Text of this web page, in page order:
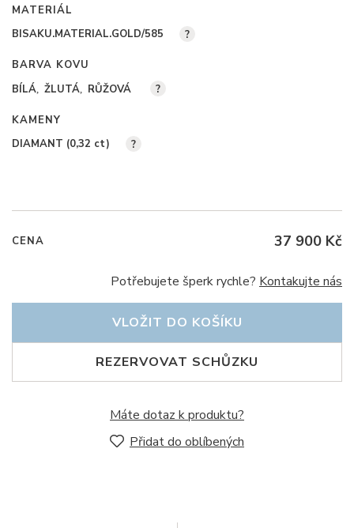
MATERIÁL
BISAKU.MATERIAL.GOLD/585
?
BARVA KOVU
BÍLÁ ŽLUTÁ RŮŽOVÁ ?
KAMENY
DIAMANT (0,32 ct) ?
CENA 37 900 Kč
Potřebujete šperk rychle? Kontakujte nás
REZERVOVAT SCHŮZKU
VLOŽIT DO KOŠÍKU
Máte dotaz k produktu?
Přidat do oblíbených